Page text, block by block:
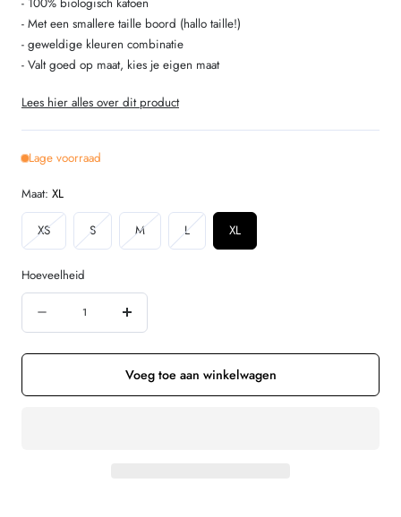
- 100% biologisch katoen
- Met een smallere taille boord (hallo taille!)
- geweldige kleuren combinatie
- Valt goed op maat, kies je eigen maat
Lees hier alles over dit product
Lage voorraad
Maat: XL
XSVariant
uitverkocht
of
niet
beschikbaar
SVariant
uitverkocht
niet
beschikbaar
MVariant
uitverkocht
niet
LVariant
uitverkocht
XL
Hoeveelheid
verminderen
LIVING
Verhoog
de
hoeveelheid
voor
Voeg toe aan winkelwagen